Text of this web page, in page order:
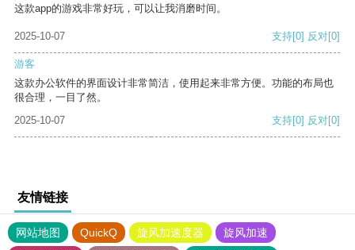
这款app的游戏非常好玩，可以让我消磨时间。
2025-10-07 支持[0] 反对[0]
游客
这款办公软件的界面设计非常简洁，使用起来非常方便。功能的布局也
很合理，一目了然。
2025-10-07
支持[0] 反对[0]
友情链接
网站地图 QuickQ 旋风加速度器
旋风加速